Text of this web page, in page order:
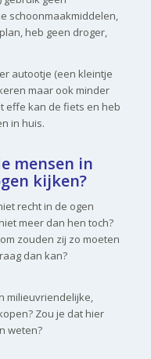
schoonmaakmiddelen,
heb geen droger,
autootje (een kleintje
maar ook minder
effe kan de fiets en heb
in huis.
mensen in
kijken?
recht in de ogen
meer dan hen toch?
zouden zij zo moeten
dan kan?
milieuvriendelijke,
Zou je dat hier
weten?